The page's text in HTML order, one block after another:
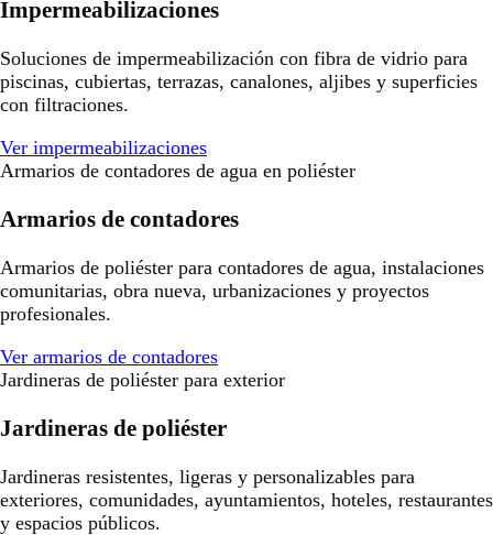
Impermeabilizaciones
Soluciones de impermeabilización con fibra de vidrio para
piscinas, cubiertas, terrazas, canalones, aljibes y superficies
con filtraciones.
Ver impermeabilizaciones
Armarios de contadores de agua en poliéster
Armarios de contadores
Armarios de poliéster para contadores de agua, instalaciones
comunitarias, obra nueva, urbanizaciones y proyectos
profesionales.
Ver armarios de contadores
Jardineras de poliéster para exterior
Jardineras de poliéster
Jardineras resistentes, ligeras y personalizables para
exteriores, comunidades, ayuntamientos, hoteles, restaurantes
y espacios públicos.